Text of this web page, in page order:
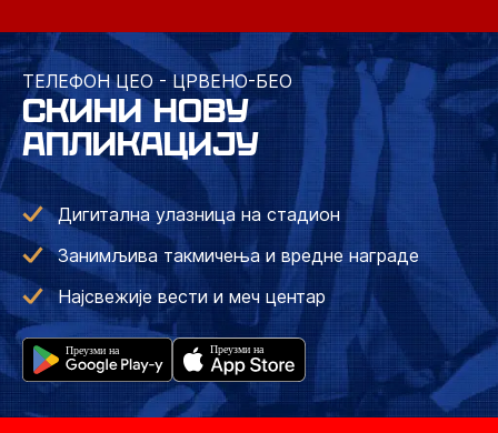
ТЕЛЕФОН ЦЕО - ЦРВЕНО-БЕО
СКИНИ НОВУ
АПЛИКАЦИЈУ
Дигитална улазница на стадион
Занимљива такмичења и вредне награде
Најсвежије вести и меч центар